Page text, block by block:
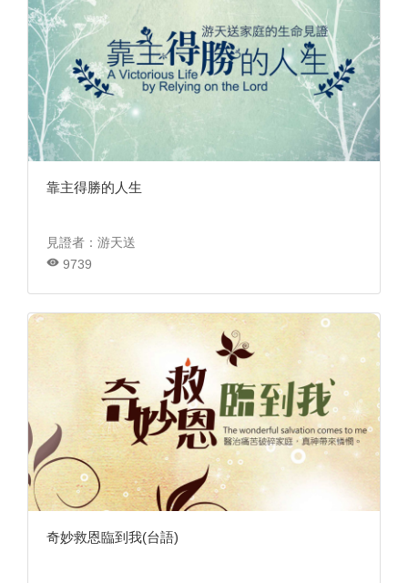
靠主得勝的人生
見證者：游天送
9739
奇妙救恩臨到我(台語)